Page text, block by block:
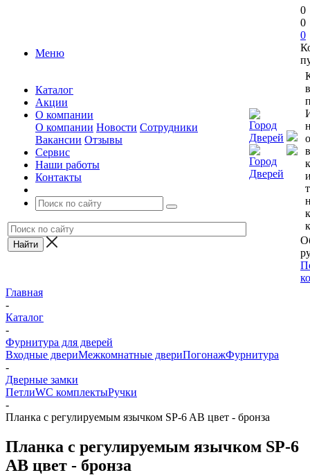
Меню
Каталог
Акции
О компании
О компании Новости Сотрудники
Вакансии Отзывы
Сервис
Наши работы
Контакты
0
0
0
Главная
-
Каталог
-
Фурнитура для дверей
Входные двериМежкомнатные двериПогонажФурнитура
-
Дверные замки
ПетлиWC комплектыРучки
-
Планка с регулируемым язычком SP-6 AB цвет - бронза
Планка с регулируемым язычком SP-6
AB цвет - бронза